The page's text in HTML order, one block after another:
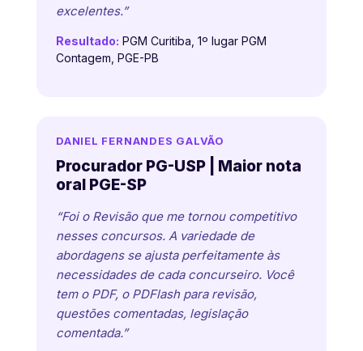
excelentes.”
Resultado: PGM Curitiba, 1º lugar PGM
Contagem, PGE-PB
DANIEL FERNANDES GALVÃO
Procurador PG-USP | Maior nota
oral PGE-SP
“Foi o Revisão que me tornou competitivo
nesses concursos. A variedade de
abordagens se ajusta perfeitamente às
necessidades de cada concurseiro. Você
tem o PDF, o PDFlash para revisão,
questões comentadas, legislação
comentada.”